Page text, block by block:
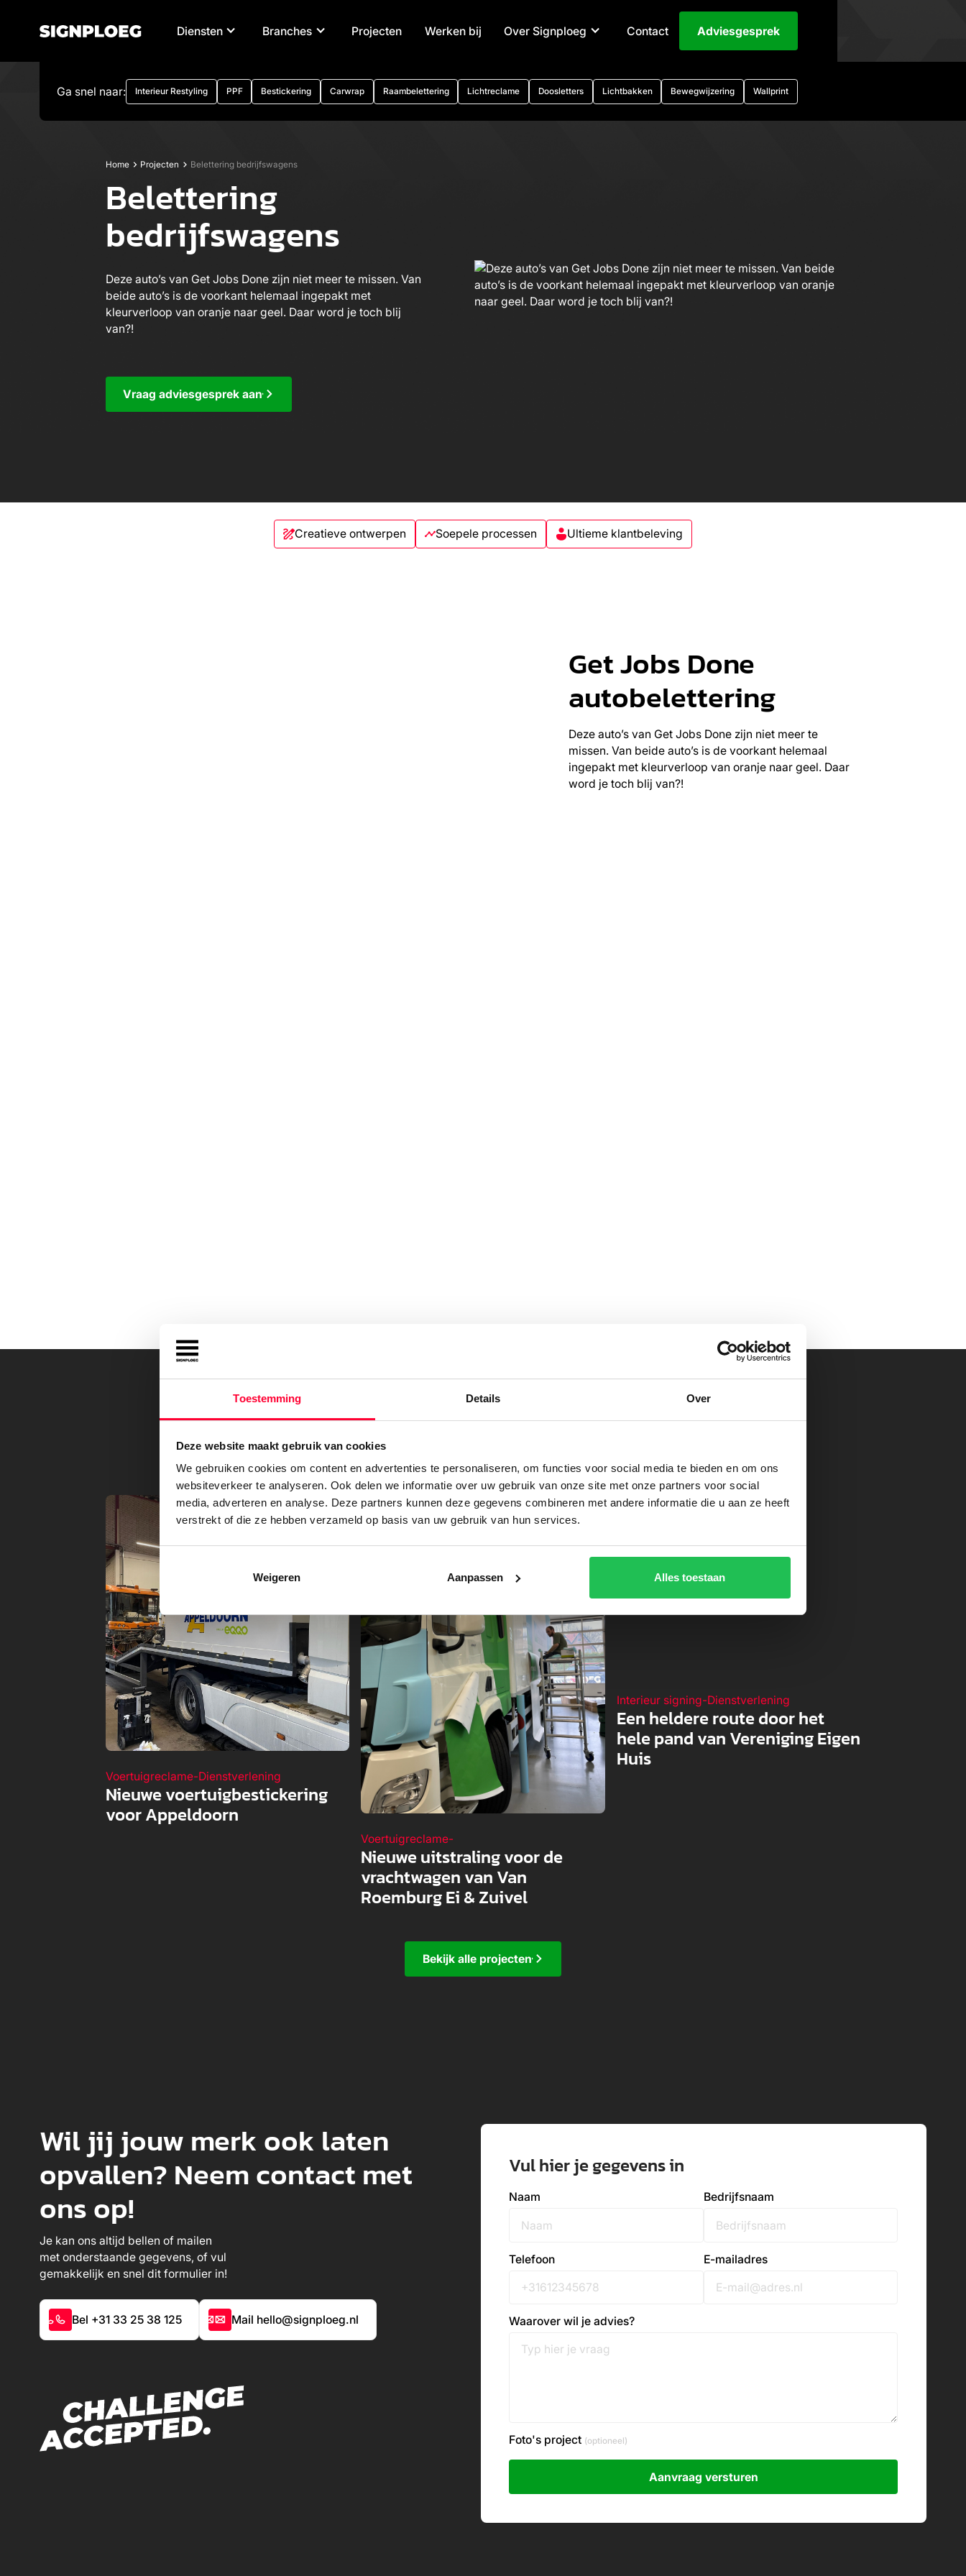
Toestemming Details Over
Deze website maakt gebruik van cookies
We gebruiken cookies om content en advertenties te personaliseren, om functies voor social media te bieden en om ons
websiteverkeer te analyseren. Ook delen we informatie over uw gebruik van onze site met onze partners voor social
media, adverteren en analyse. Deze partners kunnen deze gegevens combineren met andere informatie die u aan ze heeft
verstrekt of die ze hebben verzameld op basis van uw gebruik van hun services.
Weigeren Aanpassen Alles toestaan
Diensten Branches Projecten Werken bij Over Signploeg Contact Adviesgesprek
Ga snel naar: Interieur Restyling PPF Bestickering Carwrap Raambelettering Lichtreclame Doosletters Lichtbakken Bewegwijzering Wallprint
Home Projecten Belettering bedrijfswagens
Belettering
bedrijfswagens
Deze auto’s van Get Jobs Done zijn niet meer te missen. Van
beide auto’s is de voorkant helemaal ingepakt met
kleurverloop van oranje naar geel. Daar word je toch blij
van?!
Vraag adviesgesprek aan
Creatieve ontwerpen Soepele processen Ultieme klantbeleving
Get Jobs Done
autobelettering
Deze auto’s van Get Jobs Done zijn niet meer te
missen. Van beide auto’s is de voorkant helemaal
ingepakt met kleurverloop van oranje naar geel. Daar
word je toch blij van?!
Bekijk meer van onze projecten
Voertuigreclame-Dienstverlening
Nieuwe voertuigbestickering
voor Appeldoorn
Voertuigreclame-
Nieuwe uitstraling voor de
vrachtwagen van Van
Roemburg Ei & Zuivel
Interieur signing-Dienstverlening
Een heldere route door het
hele pand van Vereniging Eigen
Huis
Bekijk alle projecten
Wil jij jouw merk ook laten
opvallen? Neem contact met
ons op!
Je kan ons altijd bellen of mailen
met onderstaande gegevens, of vul
gemakkelijk en snel dit formulier in!
Bel +31 33 25 38 125 Mail hello@signploeg.nl
Vul hier je gegevens in
Naam Bedrijfsnaam
Telefoon E-mailadres
Waarover wil je advies?
Foto's project (optioneel)
Aanvraag versturen